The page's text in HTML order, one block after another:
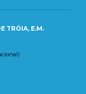
TRÓIA, E.M.